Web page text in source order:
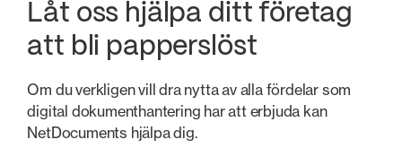
Låt oss hjälpa ditt företag
att bli papperslöst
Om du verkligen vill dra nytta av alla fördelar som
digital dokumenthantering har att erbjuda kan
NetDocuments hjälpa dig.